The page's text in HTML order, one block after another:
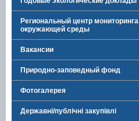
Региональный центр мониторинга
окружающей среды
Вакансии
Природно-заповедный фонд
Фотогалерея
Державні/публічні закупівлі